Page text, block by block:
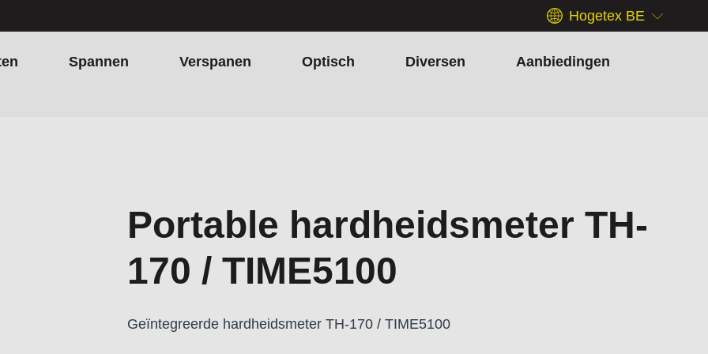
Hogetex BE
Spannen Verspanen Optisch Diversen Aanbiedingen
Portable hardheidsmeter TH-
170 / TIME5100
Geïntegreerde hardheidsmeter TH-170 / TIME5100